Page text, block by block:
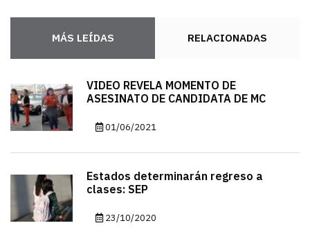
MÁS LEÍDAS RELACIONADAS
VIDEO REVELA MOMENTO DE
ASESINATO DE CANDIDATA DE MC
01/06/2021
Estados determinarán regreso a
clases: SEP
23/10/2020